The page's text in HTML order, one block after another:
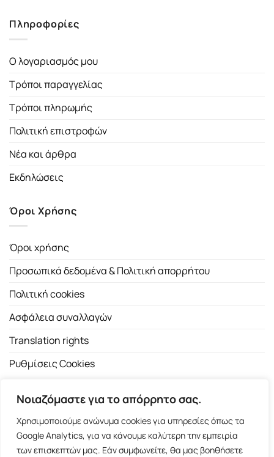
Νοιαζόμαστε για το απόρρητο σας.
Χρησιμοποιούμε ανώνυμα cookies για υπηρεσίες όπως τα
Google Analytics, για να κάνουμε καλύτερη την εμπειρία
των επισκεπτών μας. Εάν συμφωνείτε, θα μας βοηθήσετε
Πληροφορίες
Ο λογαριασμός μου
Τρόποι παραγγελίας
Τρόποι πληρωμής
Πολιτική επιστροφών
Νέα και άρθρα
Εκδηλώσεις
Όροι Χρήσης
Όροι χρήσης
Προσωπικά δεδομένα & Πολιτική απορρήτου
Πολιτική cookies
Ασφάλεια συναλλαγών
Translation rights
Ρυθμίσεις Cookies